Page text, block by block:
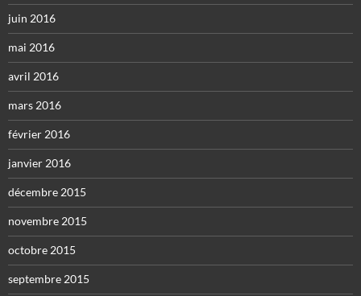
juin 2016
mai 2016
avril 2016
mars 2016
février 2016
janvier 2016
décembre 2015
novembre 2015
octobre 2015
septembre 2015